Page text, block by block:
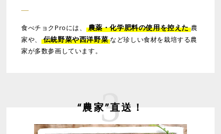
食べチョクProには、 農薬・化学肥料の使用を控えた 農
家や、
伝統野菜や西洋野菜 など珍しい食材を栽培する農
家が多数参画しています。
“農家”直送！